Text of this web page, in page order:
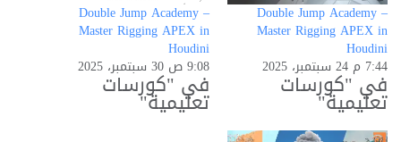
Double Jump Academy –
Master Rigging APEX in
Houdini
7:44 م 24 سبتمبر، 2025
في "كورسات
تعليمية"
Double Jump Academy –
Master Rigging APEX in
Houdini
9:08 ص 30 سبتمبر، 2025
في "كورسات
تعليمية"